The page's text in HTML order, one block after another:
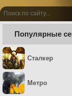
Популярные
Сталкер
Метро